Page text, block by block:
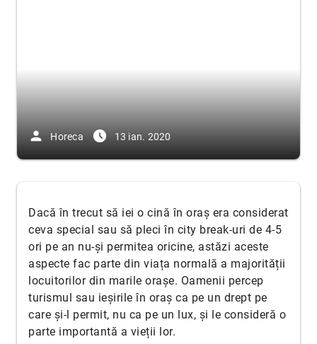
person Horeca access_time_filled 13 ian. 2020
Dacă în trecut să iei o cină în oraș era considerat
ceva special sau să pleci în city break-uri de 4-5
ori pe an nu-și permitea oricine, astăzi aceste
aspecte fac parte din viața normală a majorității
locuitorilor din marile orașe. Oamenii percep
turismul sau ieșirile în oraș ca pe un drept pe
care și-l permit, nu ca pe un lux, și le consideră o
parte importantă a vieții lor.